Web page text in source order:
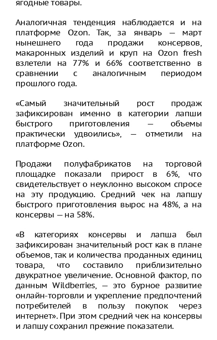
ягодные товары.
Аналогичная тенденция наблюдается и на
платформе Ozon. Так, за январь — март
нынешнего года продажи консервов,
макаронных изделий и круп на Ozon fresh
взлетели на 77% и 66% соответственно в
сравнении с аналогичным периодом
прошлого года.
«Самый значительный рост продаж
зафиксирован именно в категории лапши
быстрого приготовления — объемы
практически удвоились», — отметили на
платформе Ozon.
Продажи полуфабрикатов на торговой
площадке показали прирост в 6%, что
свидетельствует о неуклонно высоком спросе
на эту продукцию. Средний чек на лапшу
быстрого приготовления вырос на 48%, а на
консервы — на 58%.
«В категориях консервы и лапша был
зафиксирован значительный рост как в плане
объемов, так и количества проданных единиц
товара, что составило приблизительно
двукратное увеличение. Основной фактор, по
данным Wildberries, — это бурное развитие
онлайн-торговли и укрепление предпочтений
потребителей в пользу покупок через
интернет». При этом средний чек на консервы
и лапшу сохранил прежние показатели.